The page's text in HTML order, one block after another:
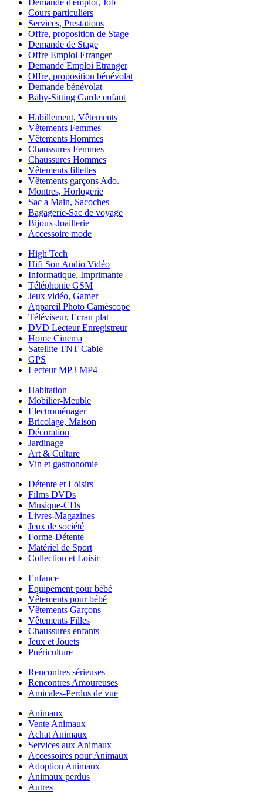
Cours particuliers
Services, Prestations
Offre, proposition de Stage
Demande de Stage
Offre Emploi Etranger
Demande Emploi Etranger
Offre, proposition bénévolat
Demande bénévolat
Baby-Sitting Garde enfant
Habillement, Vêtements
Vêtements Femmes
Vêtements Hommes
Chaussures Femmes
Chaussures Hommes
Vêtements fillettes
Vêtements garçons Ado.
Montres, Horlogerie
Sac a Main, Sacoches
Bagagerie-Sac de voyage
Bijoux-Joaillerie
Accessoire mode
High Tech
Hifi Son Audio Vidéo
Informatique, Imprimante
Téléphonie GSM
Jeux vidéo, Gamer
Appareil Photo Caméscope
Téléviseur, Ecran plat
DVD Lecteur Enregistreur
Home Cinema
Satellite TNT Cable
GPS
Lecteur MP3 MP4
Habitation
Mobilier-Meuble
Electroménager
Bricolage, Maison
Décoration
Jardinage
Art & Culture
Vin et gastronomie
Détente et Loisirs
Films DVDs
Musique-CDs
Livres-Magazines
Jeux de société
Forme-Détente
Matériel de Sport
Collection et Loisir
Enfance
Equipement pour bébé
Vêtements pour bébé
Vêtements Garçons
Vêtements Filles
Chaussures enfants
Jeux et Jouets
Puériculture
Rencontres sérieuses
Rencontres Amoureuses
Amicales-Perdus de vue
Animaux
Vente Animaux
Achat Animaux
Services aux Animaux
Accessoires pour Animaux
Adoption Animaux
Animaux perdus
Autres